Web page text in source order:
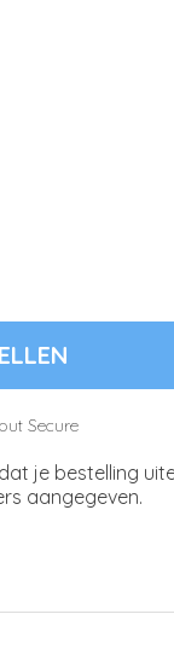
je bestelling
aangegeven.